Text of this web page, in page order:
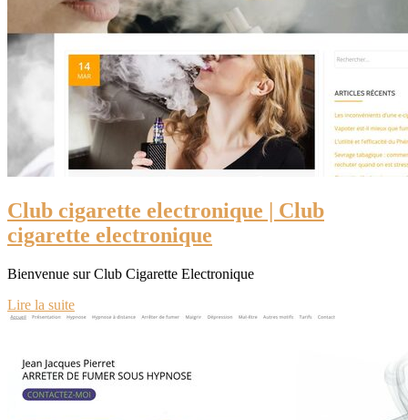
Club cigarette electroni­que | Club
cigarette electroni­que
Bienvenue sur Club Cigarette Electronique
Lire la suite